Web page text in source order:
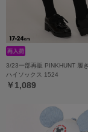
3/23一部再販 PINKHUNT 履
ハイソックス 1524
￥1,089